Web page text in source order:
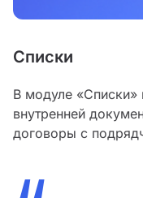
Списки
В модуле «Списки»
внутренней
договоры с